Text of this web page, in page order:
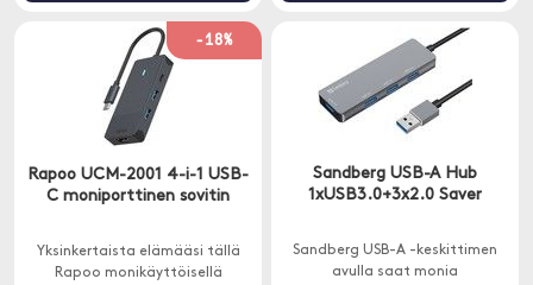
-18%
Rapoo UCM-2001 4-i-1 USB-
C moniporttinen sovitin
Yksinkertaista elämääsi tällä
Rapoo monikäyttöisellä
Sandberg USB-A Hub
1xUSB3.0+3x2.0 Saver
Sandberg USB-A -keskittimen
avulla saat monia